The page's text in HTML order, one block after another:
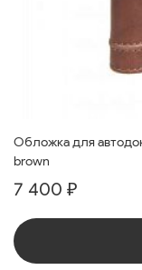
Обложка для
brown
7 400 ₽